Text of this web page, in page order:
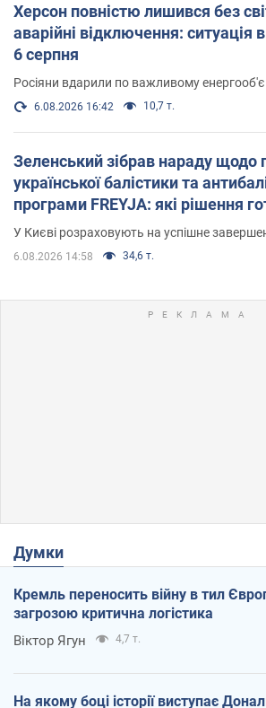
Херсон повністю лишився без
аварійні відключення: ситуація
6 серпня
Росіяни вдарили по важливому
6.08.2026 16:42 10,7 т.
Зеленський зібрав нараду щодо
української балістики та антибалістичної
програми FREYJA: які рішення
У Києві розраховують на успішне
6.08.2026 14:58 34,6 т.
Думки
Кремль переносить війну в тил
загрозою критична логістика
Віктор Ягун 4,7 т.
На якому боці історії виступає